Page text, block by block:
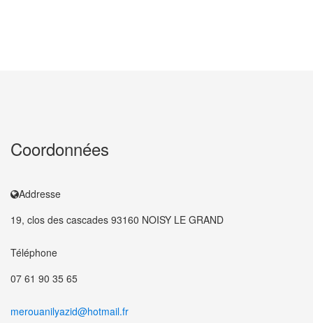
Coordonnées
Addresse
19, clos des cascades 93160 NOISY LE GRAND
Téléphone
07 61 90 35 65
merouanilyazid@hotmail.fr